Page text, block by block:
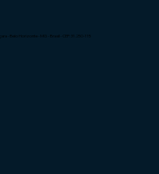
- Belo Horizonte - MG -Brasil - CEP: 31.250-115